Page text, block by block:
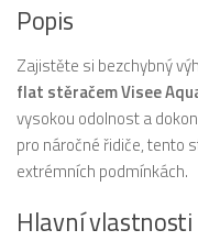
Popis
Zajistěte si bezchybný
flat stěračem Visee
vysokou odolnost a
pro náročné řidiče, tento
extrémních podmínkách.
Hlavní vlastnosti